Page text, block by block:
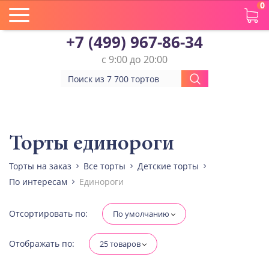
0
+7 (499) 967-86-34
с 9:00 до 20:00
Количество ярусов
При выборе яруса вес изменится
Разные начинки для ярусов
Торты единороги
Торты на заказ Все торты
Детские торты
По интересам
Единороги
Отсортировать по: По умолчанию
Отображать по: 25 товаров